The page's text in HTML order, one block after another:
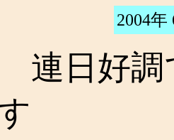
2004年
連日好